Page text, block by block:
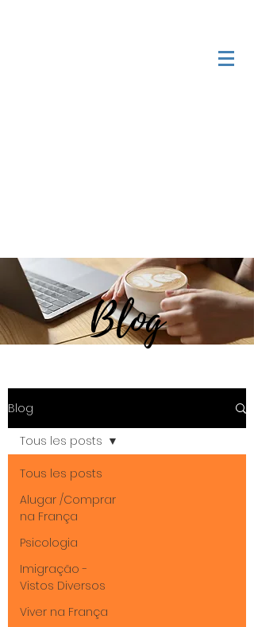
Blog
Blog
Tous les posts
Alugar /Comprar
na França
Psicologia
Imigração -
Vistos Diversos
Viver na França
Tous les posts